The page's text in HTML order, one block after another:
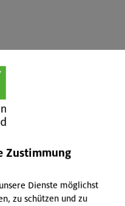
wir den Gipfel des
Zustimmung
Dienste möglichst
zu schützen und zu